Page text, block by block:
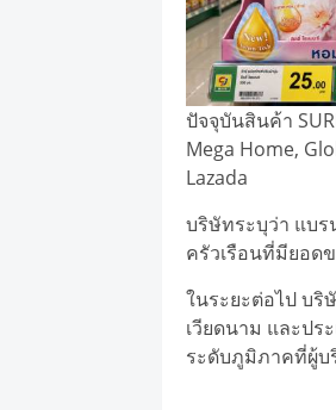
ปัจจุบันสินค้า
Mega Home,
Lazada
บริษัทระบุว่า แบ
ครัวเรือนที่มียอด
ในระยะต่อไป บริ
เวียดนาม และปร
ระดับภูมิภาคที่ผู้บ